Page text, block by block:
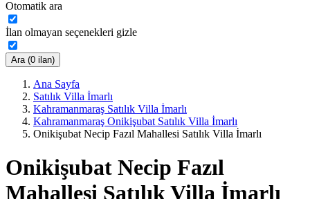
Otomatik ara
İlan olmayan seçenekleri gizle
Ara (0 ilan)
Ana Sayfa
Satılık Villa İmarlı
Kahramanmaraş Satılık Villa İmarlı
Kahramanmaraş Onikişubat Satılık Villa İmarlı
Onikişubat Necip Fazıl Mahallesi Satılık Villa İmarlı
Onikişubat Necip Fazıl
Mahallesi Satılık Villa İmarlı